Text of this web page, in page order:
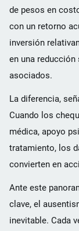
de pesos en
con un retorno
inversión
en una
asociados.
La diferencia,
Cuando los
médica, apoyo
tratamiento, los
convierten en
Ante este
clave, el
inevitable. Cada